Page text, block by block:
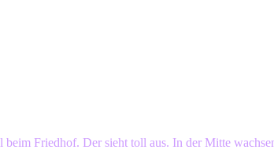
Friedhof. Der sieht toll aus. In der Mitte